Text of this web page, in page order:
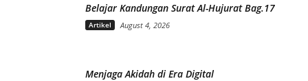
Belajar Kandungan Surat Al-Hujurat Bag.17
Artikel August 4, 2026
Menjaga Akidah di Era Digital